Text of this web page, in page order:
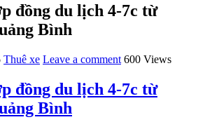
đồng du lịch 4-7c từ
Bình
Thuê xe Leave a comment 600 Views
đồng du lịch 4-7c từ
Bình